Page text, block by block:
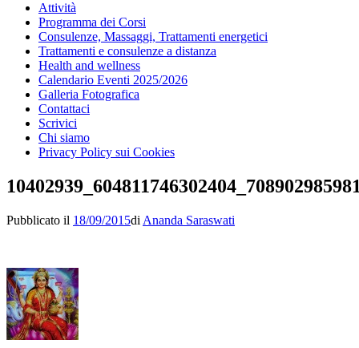
Attività
Programma dei Corsi
Consulenze, Massaggi, Trattamenti energetici
Trattamenti e consulenze a distanza
Health and wellness
Calendario Eventi 2025/2026
Galleria Fotografica
Contattaci
Scrivici
Chi siamo
Privacy Policy sui Cookies
Pubblicato il 18/09/2015di Ananda Saraswati